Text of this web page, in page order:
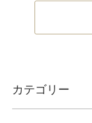
カテゴリー